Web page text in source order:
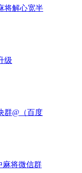
将解心宽半
级
群@（百度
麻将微信群